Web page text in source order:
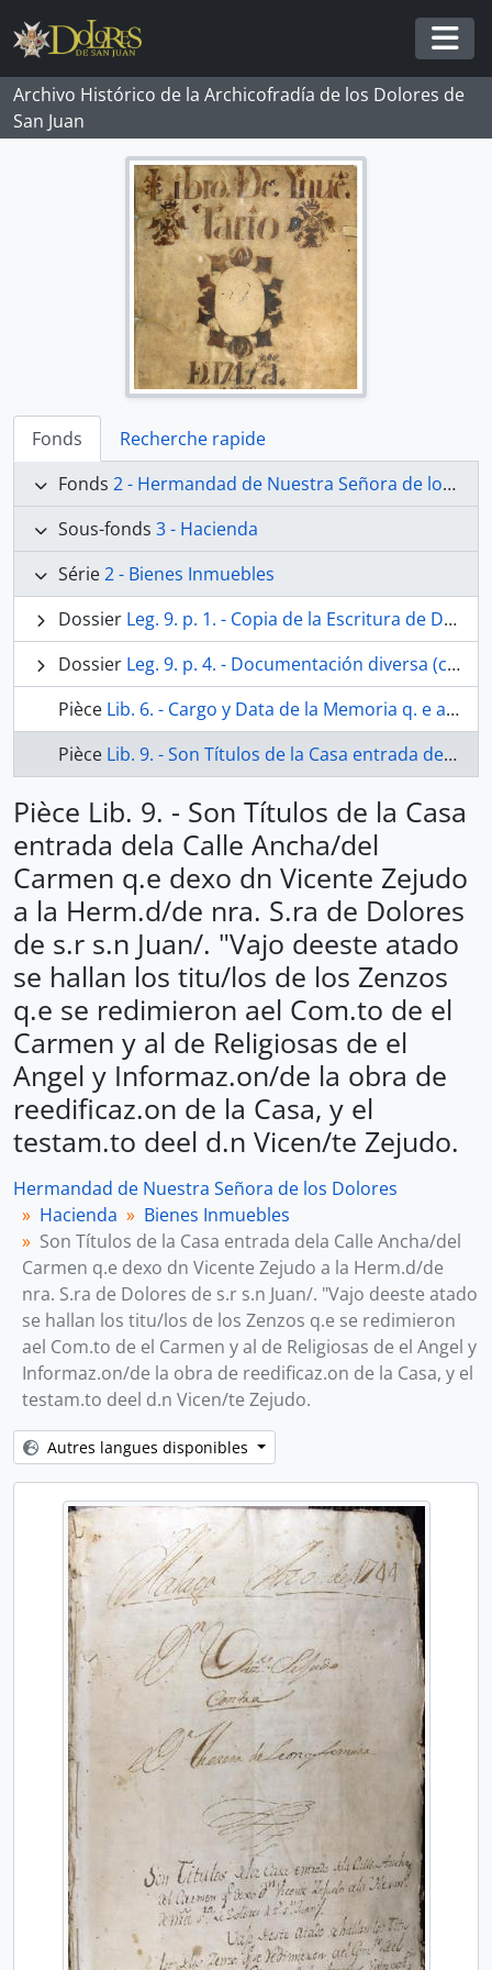
Skip to main content
Archivo Histórico de la Archicofradía de los Dolores de
San Juan
Fonds
Recherche rapide
Fonds 2 - Hermandad de Nuestra Señora de los Dolores
Sous-fonds 3 - Hacienda
Série2 - Bienes Inmuebles
Dossier Leg. 9. p. 1. - Copia de la Escritura de Donación a la Hermandad de Ntra. Sra. de los Dolores, de la capilla propiedad de Don Bernardo de Eslava, sita en la Parroquia de San Juan. 1696
Dossier Leg. 9. p. 4. - Documentación diversa (cuentas, informes y pleitos) sobre la casa que dejó a la Hermandad de Ntra. Sra. de los Dolores Don Vicente Cejudo sita en la calle Ancha del Carmen. 1871-1780 y 1802
Pièce Lib. 6. - Cargo y Data de la Memoria q. e a favor de la Herman d de Nra. S. a de los Dolores sitta en la Parroq. I de s. r s. n Juan fundó Don Vicente Cejudo, Presbitero. Año de 1793.
Pièce Lib. 9. - Son Títulos de la Casa entrada dela Calle Ancha/del Carmen q.e dexo dn Vicente Zejudo a la Herm.d/de nra. S.ra de Dolores de s.r s.n Juan/. "Vajo deeste atado se hallan los titu/los de los Zenzos q.e se redimieron ael Com.to de el Carmen y al de Religiosas de el Angel y Informaz.on/de la obra de reedificaz.on de la Casa, y el testam.to deel d.n Vicen/te Zejudo.
Pièce Lib. 9. - Son Títulos de la Casa
entrada dela Calle Ancha/del
Carmen q.e dexo dn Vicente Zejudo
a la Herm.d/de nra. S.ra de Dolores
de s.r s.n Juan/. "Vajo deeste atado
se hallan los titu/los de los Zenzos
q.e se redimieron ael Com.to de el
Carmen y al de Religiosas de el
Angel y Informaz.on/de la obra de
reedificaz.on de la Casa, y el
testam.to deel d.n Vicen/te Zejudo.
Hermandad de Nuestra Señora de los Dolores
Hacienda
Bienes Inmuebles
Son Títulos de la Casa entrada dela Calle Ancha/del
Carmen q.e dexo dn Vicente Zejudo a la Herm.d/de
nra. S.ra de Dolores de s.r s.n Juan/. "Vajo deeste atado
se hallan los titu/los de los Zenzos q.e se redimieron
ael Com.to de el Carmen y al de Religiosas de el Angel y
Informaz.on/de la obra de reedificaz.on de la Casa, y el
testam.to deel d.n Vicen/te Zejudo.
Autres langues disponibles